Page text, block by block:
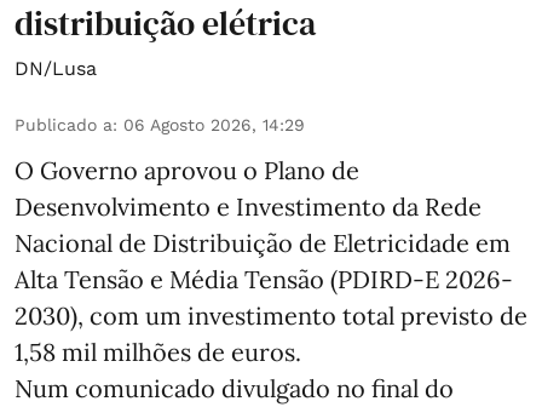
distribuição elétrica
DN/Lusa
Publicado a: 06 Agosto 2026, 14:29
O Governo aprovou o Plano de
Desenvolvimento e Investimento da Rede
Nacional de Distribuição de Eletricidade em
Alta Tensão e Média Tensão (PDIRD-E 2026-
2030), com um investimento total previsto de
1,58 mil milhões de euros.
Num comunicado divulgado no final do